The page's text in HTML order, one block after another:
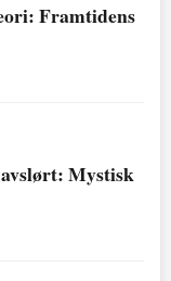
Framtidens
Mystisk